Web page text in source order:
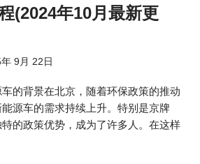
(2024年10月最新更
9月 22日
的背景在北京，随着环保政策的推动
源车的需求持续上升。特别是京牌
特的政策优势，成为了许多人。在这样